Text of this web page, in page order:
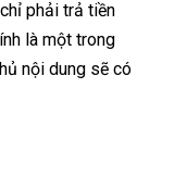
phải trả tiền
là một trong
nội dung sẽ có